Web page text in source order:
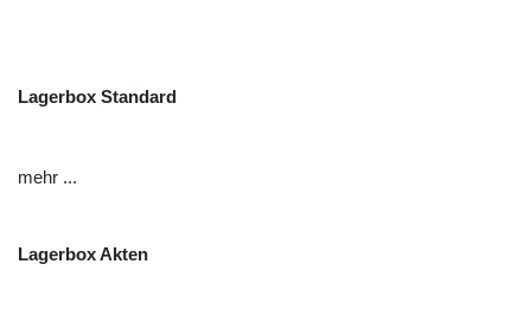
Lagerbox Standard
mehr ...
Lagerbox Akten